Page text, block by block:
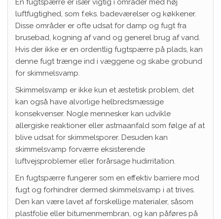
En fugtspærre er især vigtig i områder med høj
luftfugtighed, som f.eks. badeværelser og køkkener.
Disse områder er ofte udsat for damp og fugt fra
brusebad, kogning af vand og generel brug af vand.
Hvis der ikke er en ordentlig fugtspærre på plads, kan
denne fugt trænge ind i væggene og skabe grobund
for skimmelsvamp.
Skimmelsvamp er ikke kun et æstetisk problem, det
kan også have alvorlige helbredsmæssige
konsekvenser. Nogle mennesker kan udvikle
allergiske reaktioner eller astmaanfald som følge af at
blive udsat for skimmelsporer. Desuden kan
skimmelsvamp forværre eksisterende
luftvejsproblemer eller forårsage hudirritation.
En fugtspærre fungerer som en effektiv barriere mod
fugt og forhindrer dermed skimmelsvamp i at trives.
Den kan være lavet af forskellige materialer, såsom
plastfolie eller bitumenmembran, og kan påføres på